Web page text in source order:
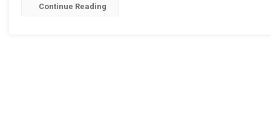
CopyContinue Reading